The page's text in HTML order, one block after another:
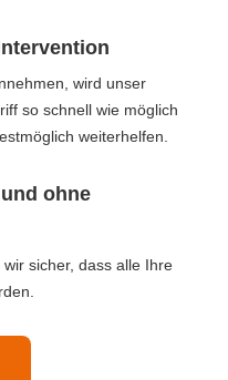
wird unser
so schnell wie möglich
weiterhelfen.
ohne
sicher, dass alle Ihre